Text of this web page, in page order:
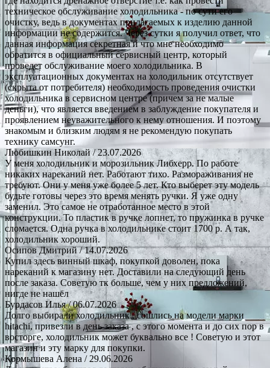
техническое обслуживание холодильника - по сути его
очистку, ведь в документах прилагаемых к изделию данной
информации не содержится. Через сутки я получил ответ, что
данная информация секретная и что мне необходимо
обратится в официальный сервисный центр, который
проведет обслуживание моего холодильника. В
эксплуатационных документах на холодильник отсутствует
(скрыта от потребителя) необходимость проведения очистки
холодильника в сервисном центре (причем за не малые
деньги), что является введением в заблуждение покупателя и
проявлением неуважительного к нему отношения. И поэтому
знакомым и близким людям я не рекомендую покупать
технику самсунг.
Любишкин Николай/ 23.07.2026
У меня холодильник и морозильник Либхерр. По работе
никаких нареканий нет. Работают тихо. Размораживания не
требуют. Они у меня уже более 5 лет. Кто выберет эту модель
будьте готовы через это время менять ручки. Я уже одну
заменил. Это самое не отработанное место в этой
конструкции. То пластик в ручке лопнет, то пружинка в ручке
сломается. Одна ручка в холодильнике стоит 1700 р. А так,
холодильник хороший.
Осипов Дмитрий/ 14.07.2026
Купил здесь винный шкаф, покупкой доволен, пока
нареканий к магазину нет. Доставили на следующий день
после заказа. Советую тк больше, чем у них предложений,
нигде не нашёл
Бурдасов Илья/ 06.07.2026
Долго выбирали холодильник , сошлись на модели марки
hitachi, привезли в день заказа , с этого момента и до сих пор в
восторге, холодильник может буквально все ! Советую и этот
магазин и эту марку для покупки.
Кормышева Алена / 29.06.2026